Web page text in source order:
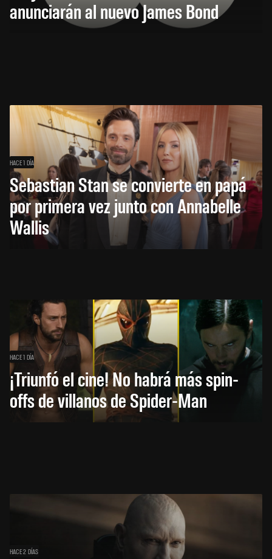
anunciarán al nuevo James Bond
HACE 1 DÍA
Sebastian Stan se convierte en papá
por primera vez junto con Annabelle
Wallis
HACE 1 DÍA
¡Triunfó el cine! No habrá más spin-
offs de villanos de Spider-Man
HACE 2 DÍAS